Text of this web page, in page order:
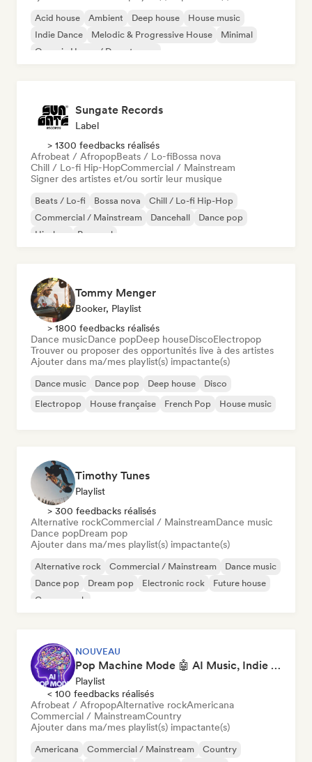
Acid house Ambient Deep house
House music
Indie Dance
Melodic & Progressive House
Minimal
Organic House / Downtempo
Sungate Records
Label
> 1300 feedbacks réalisés
Afrobeat / AfropopBeats / Lo-fiBossa nova
Chill / Lo-fi Hip-HopCommercial / Mainstream
Signer des artistes et/ou sortir leur musique
Beats / Lo-fi Bossa nova
Chill / Lo-fi Hip-Hop
Commercial / Mainstream
Dancehall
Dance pop
Hip-hop
Pop soul
Tommy Menger
Booker, Playlist
> 1800 feedbacks réalisés
Dance musicDance popDeep houseDiscoElectropop
Trouver ou proposer des opportunités live à des artistes
Ajouter dans ma/mes playlist(s) impactante(s)
Dance music Dance pop Deep house
Disco
Electropop
House française French Pop House music
Timothy Tunes
Playlist
> 300 feedbacks réalisés
Alternative rockCommercial / MainstreamDance music
Dance popDream pop
Ajouter dans ma/mes playlist(s) impactante(s)
Alternative rock Commercial / Mainstream
Dance music
Dance pop
Dream pop Electronic rock
Future house
Garage rock
NOUVEAU
Pop Machine Mode 🤖 AI Music, Indie Pop & Dream Pop
Playlist
< 100 feedbacks réalisés
Afrobeat / AfropopAlternative rockAmericana
Commercial / MainstreamCountry
Ajouter dans ma/mes playlist(s) impactante(s)
Americana Commercial / Mainstream
Country